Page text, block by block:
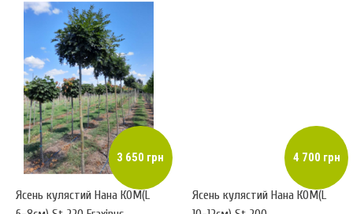
3 650 грн
Ясень кулястий Нана КОМ(L
4 700 грн
Ясень кулястий Нана КОМ(L